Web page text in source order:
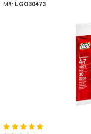
Mã: LGO30473